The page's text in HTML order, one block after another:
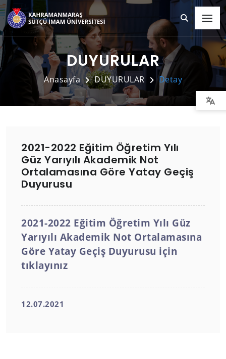
DUYURULAR
Anasayfa DUYURULAR Detay
2021-2022 Eğitim Öğretim Yılı
Güz Yarıyılı Akademik Not
Ortalamasına Göre Yatay Geçiş
Duyurusu
2021-2022 Eğitim Öğretim Yılı Güz
Yarıyılı Akademik Not Ortalamasına
Göre Yatay Geçiş Duyurusu için
tıklayınız
12.07.2021